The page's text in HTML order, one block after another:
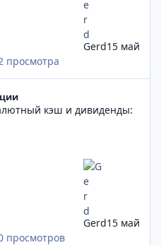
просмотра
Gerd15 май
кэш и дивиденды:
просмотров
Gerd15 май